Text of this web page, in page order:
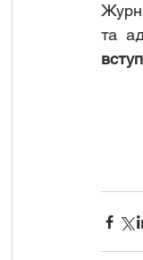
та